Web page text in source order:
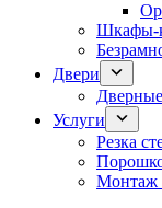
Шкафы-
Двери
Услуги
Резка
Монтаж